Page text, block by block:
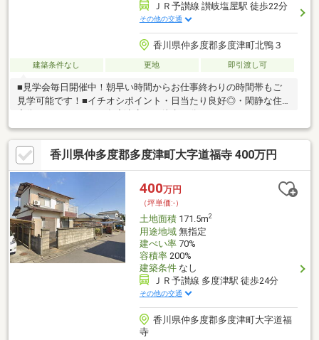
ＪＲ予讃線 讃岐塩屋駅 徒歩22分
その他の交通
香川県仲多度郡多度津町北鴨３
建築条件なし 更地 即引渡し可
■見学会毎日開催中！朝早い時間からお仕事終わりの時間帯もご
見学可能です！■イチオシポイント・日当たり良好◎・閑静な住
ラハウスでも建築可能♪・お客様の要望に沿った注文住宅を建築可
能・10年間設備保証あり・40年間メンテナンス不要の外壁を使用
香川県仲多度郡多度津町大字道福寺 400万円
400万円
（坪単価:-）
土地面積171.5m2
用途地域無指定
建ぺい率70%
容積率200%
建築条件なし
ＪＲ予讃線 多度津駅 徒歩24分
その他の交通
香川県仲多度郡多度津町大字道福
寺